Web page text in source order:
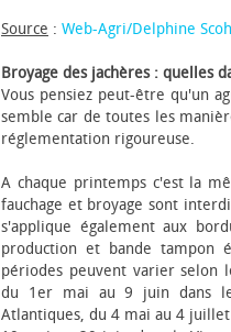
Source : Web-Agri/Delphine
Broyage des jachères : quelles
Vous pensiez peut-être qu'un
semble car de toutes les
réglementation rigoureuse.
A chaque printemps c'est la
fauchage et broyage sont
s'applique également aux
production et bande tampon
périodes peuvent varier selon
du 1er mai au 9 juin dans
Atlantiques, du 4 mai au 4